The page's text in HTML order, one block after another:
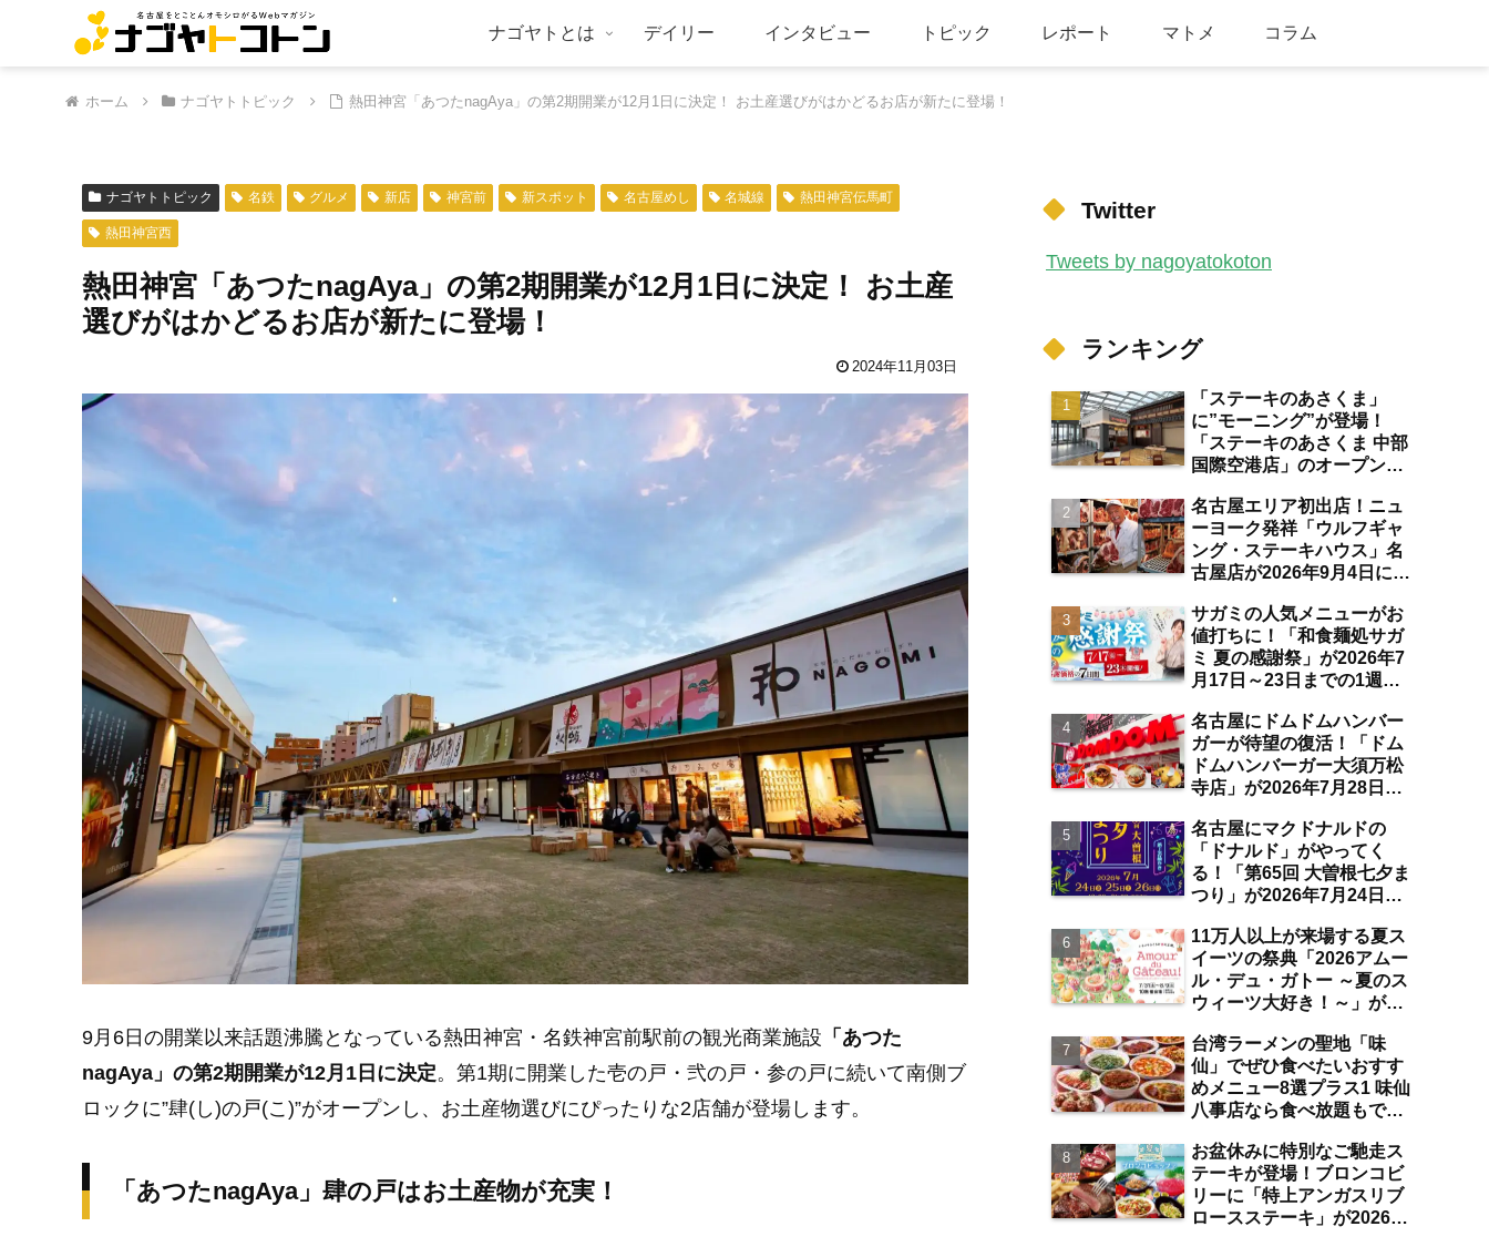
ナゴヤトとは デイリー インタビュー トピック レポート マトメ コラム
ホーム ナゴヤトトピック 熱田神宮「あつたnagAya」の第2期開業が12月1日に決定！ お土産選びがはかどるお店が新たに登場！
ナゴヤトトピック 名鉄 グルメ 新店 神宮前 新スポット 名古屋めし 名城線 熱田神宮伝馬町
熱田神宮西
熱田神宮「あつたnagAya」の第2期開業が12月1日に決定！ お土産
選びがはかどるお店が新たに登場！
2024年11月03日
9月6日の開業以来話題沸騰となっている熱田神宮・名鉄神宮前駅前の観光商業施設 「あつた
nagAya」の第2期開業が12月1日に決定。第1期に開業した壱の戸・弐の戸・参の戸に続いて南側ブ
ロックに”肆(し)の戸(こ)”がオープンし、お土産物選びにぴったりな2店舗が登場します。
「あつたnagAya」肆の戸はお土産物が充実！
Twitter
Tweets by nagoyatokoton
ランキング
「ステーキのあさくま」
に”モーニング”が登場！
「ステーキのあさくま 中部
国際空港店」のオープン日
空港店舗ならではの注目サ
ービスは？【中部国際空
港】
名古屋エリア初出店！ニュ
ーヨーク発祥「ウルフギャ
ング・ステーキハウス」名
古屋店が2026年9月4日に
にオープン【伏見】
サガミの人気メニューがお
値打ちに！「和食麺処サガ
ミ 夏の感謝祭」が2026年7
月17日～23日までの1週間
券のプレゼントも【名古屋
発】
名古屋にドムドムハンバー
ガーが待望の復活！「ドム
ドムハンバーガー大須万松
寺店」が2026年7月28日に
味わい＆注目ポイントは？
【レポート／大須観音・上
前津／独自取材】
名古屋にマクドナルドの
「ドナルド」がやってく
る！「第65回 大曽根七夕ま
つり」が2026年7月24日～
り・ジャズライブ・道路お
絵かきと楽しい企画がいっ
ぱいな夏祭りの見どころ
は？【まとめ／大曽根】
11万人以上が来場する夏ス
イーツの祭典「2026アムー
ル・デュ・ガトー ～夏のス
ウィーツ大好き！～」が
アール名古屋タカシマヤに
て開催 注目のスイーツは？
【名古屋駅】
台湾ラーメンの聖地「味
仙」でぜひ食べたいおすす
めメニュー8選プラス1 味仙
八事店なら食べ放題もでき
お盆休みに特別なご馳走ス
テーキが登場！ブロンコビ
リーに「特上アンガスリブ
ロースステーキ」が2026年